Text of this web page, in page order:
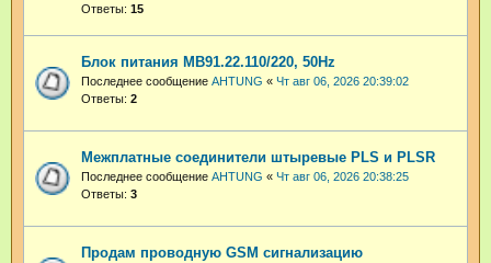
Ответы: 15
Блок питания МВ91.22.110/220, 50Hz
Последнее сообщение AHTUNG « Чт авг 06, 2026 20:39:02
Ответы: 2
Межплатные соединители штыревые PLS и PLSR
Последнее сообщение AHTUNG « Чт авг 06, 2026 20:38:25
Ответы: 3
Продам проводную GSM сигнализацию